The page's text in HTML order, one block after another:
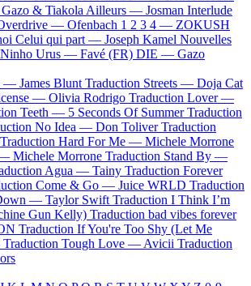
Gazo & Tiakola Ailleurs — Josman Interlude
— Ofenbach 1 2 3 4 — ZOKUSH
Celui qui part — Joseph Kamel Nouvelles
Ninho Urus — Favé (FR) DIE — Gazo
— James Blunt Traduction Streets — Doja Cat
— Olivia Rodrigo Traduction Lover —
Teeth — 5 Seconds Of Summer Traduction
No Idea — Don Toliver Traduction
Traduction Hard For Me — Michele Morrone
— Michele Morrone Traduction Stand By —
Agua — Tainy Traduction Forever
Come & Go — Juice WRLD Traduction
— Taylor Swift Traduction I Think I’m
Gun Kelly) Traduction bad vibes forever
Traduction If You're Too Shy (Let Me
Traduction Tough Love — Avicii Traduction